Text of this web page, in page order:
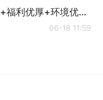
3D打印工程师（外企文化+福利优厚+环境优渥）
06-18 11:59